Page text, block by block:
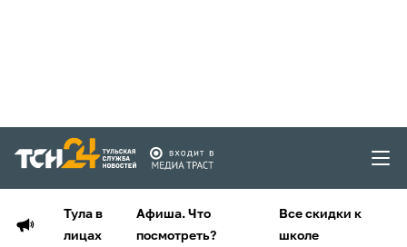
Тула в
лицах
Афиша. Что
посмотреть?
Все скидки к
школе